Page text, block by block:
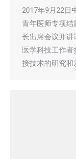
2017年9月22日
青年医师专项结
长出席会议并
医学科技工作
接技术的研究和